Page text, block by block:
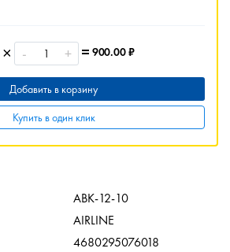
- + 900.00₽
Добавить в корзину
Купить в один клик
ABK-12-10
AIRLINE
4680295076018